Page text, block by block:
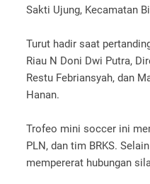
Sakti Ujung, Kecamatan
Turut hadir saat
Riau N Doni Dwi Putra,
Restu Febriansyah, dan
Hanan.
Trofeo mini soccer ini
PLN, dan tim BRKS.
mempererat hubungan